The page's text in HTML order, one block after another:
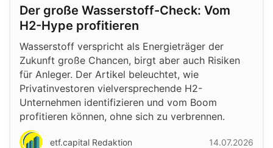
Der große Wasserstoff-Check: Vom
H2-Hype profitieren
Wasserstoff verspricht als Energieträger der
Zukunft große Chancen, birgt aber auch Risiken
für Anleger. Der Artikel beleuchtet, wie
Privatinvestoren vielversprechende H2-
Unternehmen identifizieren und vom Boom
profitieren können, ohne sich zu verbrennen.
etf.capital Redaktion 14.07.2026